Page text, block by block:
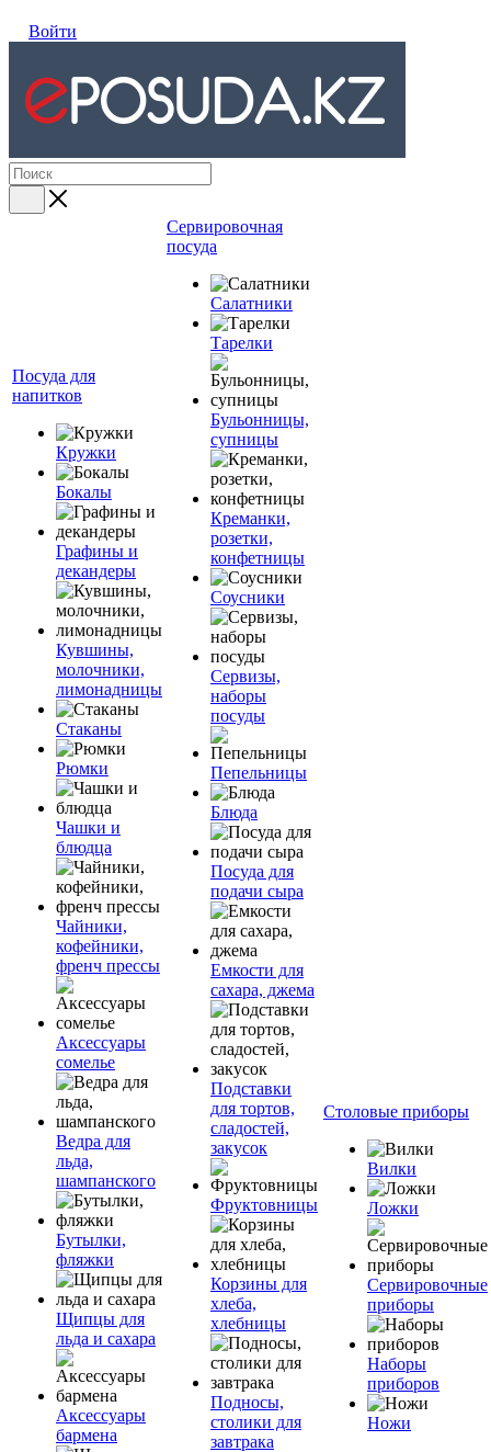
Войти
Посуда для
напитков
Кружки
Бокалы
Графины и
декандеры
Кувшины,
молочники,
лимонадницы
Стаканы
Рюмки
Чашки и
блюдца
Чайники,
кофейники,
френч прессы
Аксессуары
сомелье
Ведра для
льда,
шампанского
Бутылки,
фляжки
Щипцы для
льда и сахара
Аксессуары
бармена
Сервировочная
посуда
Салатники
Тарелки
Бульонницы,
супницы
Креманки,
розетки,
конфетницы
Соусники
Сервизы,
наборы
посуды
Пепельницы
Блюда
Посуда для
подачи сыра
Емкости для
сахара, джема
Подставки
для тортов,
сладостей,
закусок
Фруктовницы
Корзины для
хлеба,
хлебницы
Подносы,
столики для
завтрака
Столовые приборы
Вилки
Ложки
Сервировочные
приборы
Наборы
приборов
Ножи